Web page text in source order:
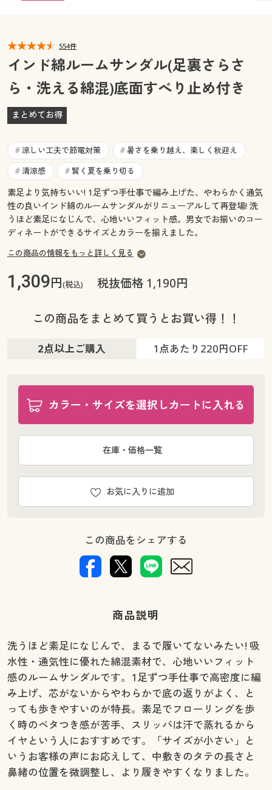
マイページ
閲覧履歴
お気に入り
サポート
ご利用ガイド
よくある質問とお問い合わせ
閲覧履歴
お気に入り
サポート
よくある質問とお問い合わせ
554件
インド綿ルームサンダル(足裏さらさ
ら・洗える綿混)底面すべり止め付き
まとめてお得
# 涼しい工夫で節電対策 # 暑さを乗り越え、楽しく秋迎え
# 清涼感 # 賢く夏を乗り切る
素足より気持ちいい! 1足ずつ手仕事で編み上げた、やわらかく通気
性の良いインド綿のルームサンダルがリニューアルして再登場! 洗
うほど素足になじんで、心地いいフィット感。男女でお揃いのコー
ディネートができるサイズとカラーを揃えました。
この商品の情報をもっと詳しく見る
1,309円(税込) 税抜価格 1,190円
この商品をまとめて買うとお買い得！！
2点以上ご購入 1点あたり 220円OFF
カラー・サイズを選択しカートに入れる
お気に入りに追加
在庫・価格一覧
この商品をシェアする
商品説明
洗うほど素足になじんで、まるで履いてないみたい! 吸
水性・通気性に優れた綿混素材で、心地いいフィット
感のルームサンダルです。1足ずつ手仕事で高密度に編
み上げ、芯がないからやわらかで底の返りがよく、と
っても歩きやすいのが特長。素足でフローリングを歩
く時のベタつき感が苦手、スリッパは汗で蒸れるから
イヤという人におすすめです。「サイズが小さい」と
いうお客様の声にお応えして、中敷きのタテの長さと
鼻緒の位置を微調整し、より履きやすくなりました。